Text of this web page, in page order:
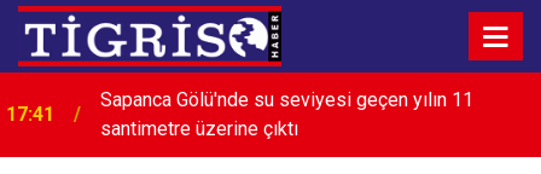
17:41
Sapanca Gölü'nde su seviyesi geçen yılın 11
santimetre üzerine çıktı